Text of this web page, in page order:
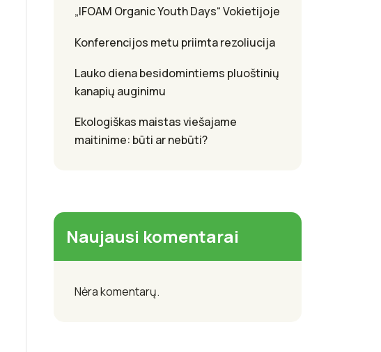
„IFOAM Organic Youth Days“ Vokietijoje
Konferencijos metu priimta rezoliucija
Lauko diena besidomintiems pluoštinių
kanapių auginimu
Ekologiškas maistas viešajame
maitinime: būti ar nebūti?
Naujausi komentarai
Nėra komentarų.